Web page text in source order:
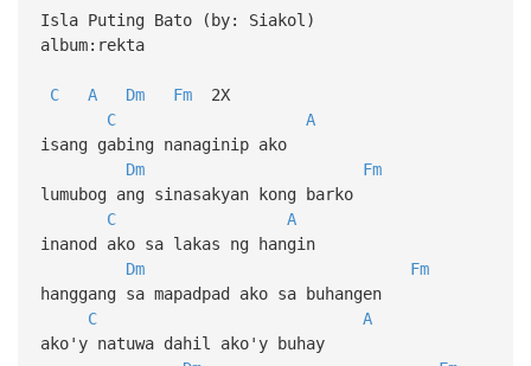
Isla Puting Bato (by: Siakol)
album:rekta
C A Dm Fm2X
C
A
isang gabing nanaginip ako
Dm
Fm
lumubog ang sinasakyan kong barko
C
A
inanod ako sa lakas ng hangin
Dm
Fm
hanggang sa mapadpad ako sa buhangen
C
A
ako'y natuwa dahil ako'y buhay